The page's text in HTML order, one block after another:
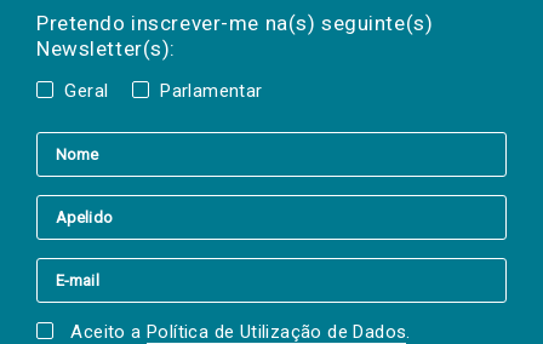
Pretendo inscrever-me na(s) seguinte(s)
Newsletter(s):
Geral Parlamentar
a(s) newsletter(s).
mail
Aceito a Política de Utilização de Dados.